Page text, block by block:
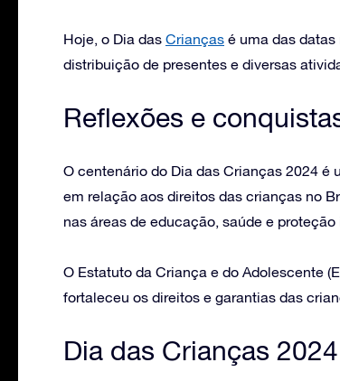
Hoje, o Dia das Crianças é uma das
distribuição de presentes e diversas
Reflexões e
O centenário do Dia das Crianças 2024
em relação aos direitos das crianças no
nas áreas de educação, saúde e proteção
O Estatuto da Criança e do Adolescente
fortaleceu os direitos e garantias das
Dia das Crianças